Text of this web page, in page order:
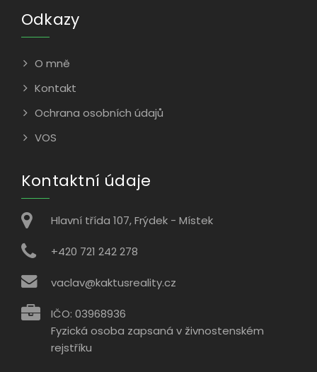
Odkazy
O mně
Kontakt
Ochrana osobních údajů
VOS
Kontaktní údaje
Hlavní třída 107, Frýdek - Místek
+420 721 242 278
vaclav@kaktusreality.cz
IČO: 03968936
Fyzická osoba zapsaná v živnostenském
rejstříku